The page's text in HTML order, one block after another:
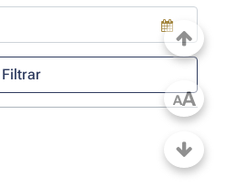
para abrir o calendário; Use as
Filtrar
AA